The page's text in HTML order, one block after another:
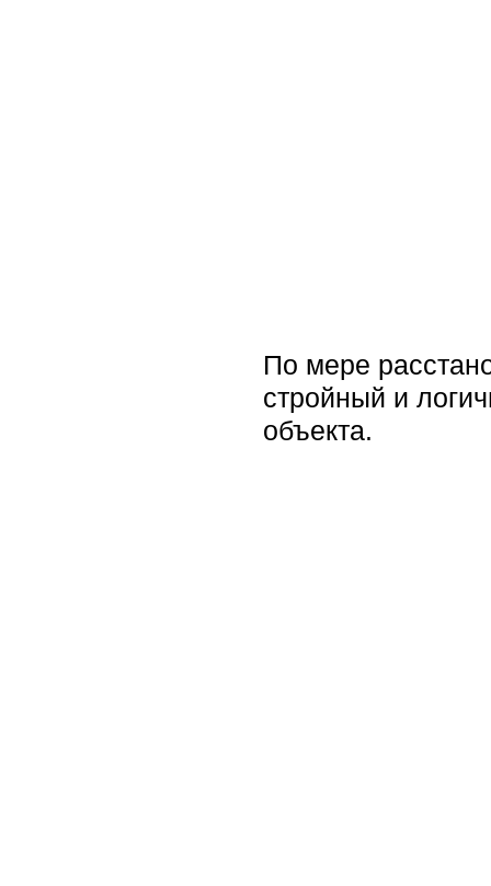
По мере
стройный и
объекта.